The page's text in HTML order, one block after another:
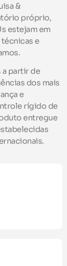
&
próprio,
estejam em
e
partir de
dos mais
e
rígido de
entregue